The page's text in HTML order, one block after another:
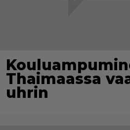
Thaimaassa
uhrin